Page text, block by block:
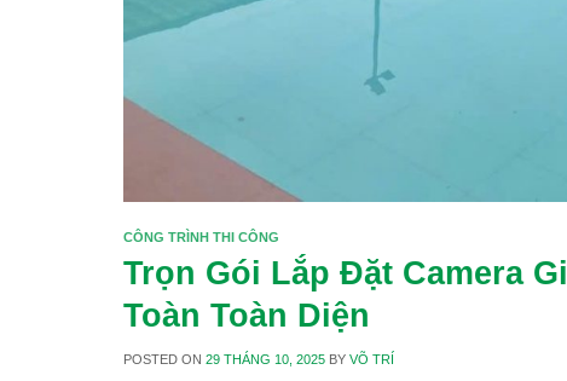
CÔNG TRÌNH THI CÔNG
Trọn Gói Lắp Đặt Camera
Toàn Toàn Diện
POSTED ON29 THÁNG 10, 2025 BYVÕ TRÍ